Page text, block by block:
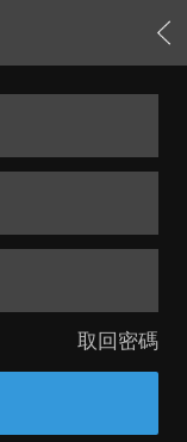
取回密碼